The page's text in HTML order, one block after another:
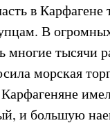
в
В
многие тысячи
морская
и большую